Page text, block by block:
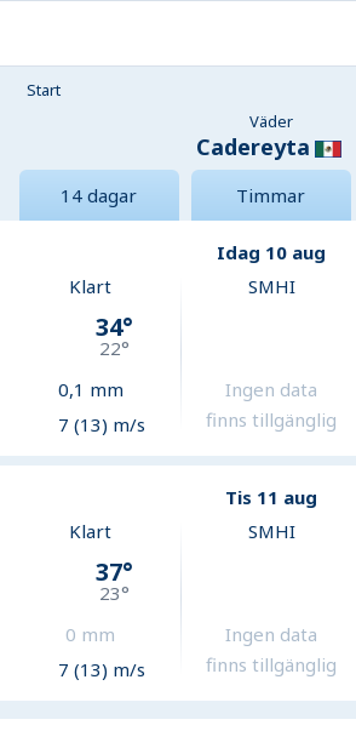
Start
Väder
Cadereyta
14 dagar Timmar
Idag 10 aug
Klart
34°
22°
0,1 mm
7 (13) m/s
SMHI
Ingen data
finns tillgänglig
Tis 11 aug
Klart
37°
23°
0 mm
7 (13) m/s
SMHI
Ingen data
finns tillgänglig